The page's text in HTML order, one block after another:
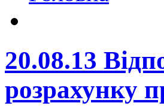
20.08.13
розрахунку